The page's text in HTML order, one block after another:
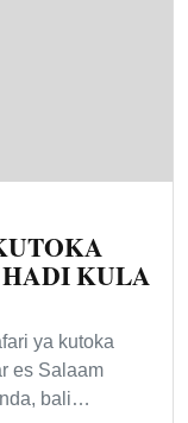
KULA
ya kutoka
es Salaam
bali…